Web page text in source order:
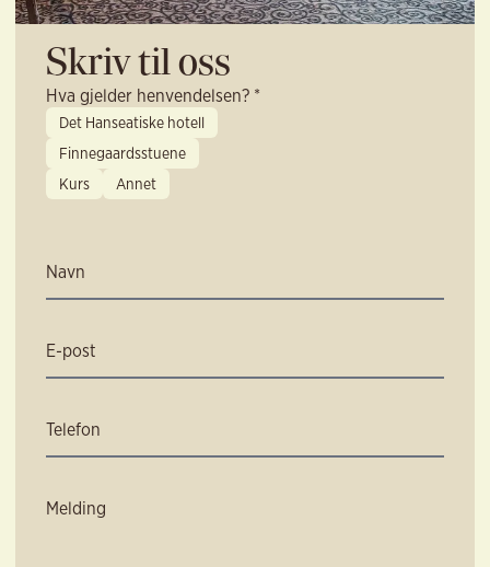
Skriv til oss
Hva gjelder henvendelsen? *
Det Hanseatiske hotell
Finnegaardsstuene
Kurs
Annet
Navn
E-post
Telefon
Melding